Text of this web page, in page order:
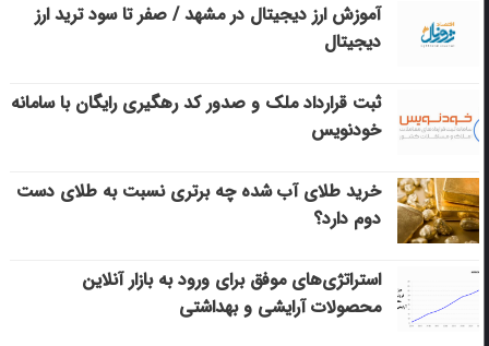
آموزش ارز دیجیتال در مشهد / صفر تا سود ترید ارز
دیجیتال
ثبت قرارداد ملک و صدور کد رهگیری رایگان با سامانه
خودنویس
خرید طلای آب شده چه برتری نسبت به طلای دست
دوم دارد؟
استراتژی‌های موفق برای ورود به بازار آنلاین
محصولات آرایشی و بهداشتی